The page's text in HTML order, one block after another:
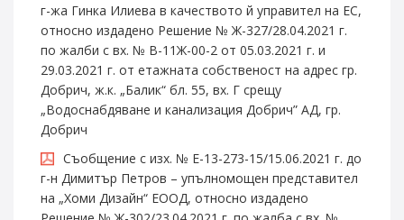
г-жа Гинка Илиева в качеството й управител на ЕС,
относно издадено Решение № Ж-327/28.04.2021 г.
по жалби с вх. № В-11Ж-00-2 от 05.03.2021 г. и
29.03.2021 г. от етажната собственост на адрес гр.
Добрич, ж.к. „Балик“ бл. 55, вх. Г срещу
„Водоснабдяване и канализация Добрич” АД, гр.
Добрич
Съобщение с изх. № Е-13-273-15/15.06.2021 г. до
г-н Димитър Петров – упълномощен представител
на „Хоми Дизайн“ ЕООД, относно издадено